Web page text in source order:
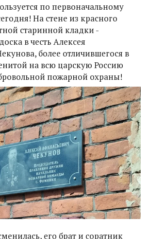
по первоначальному
На стене из красного
старинной кладки -
в честь Алексея
более отличившегося в
на всю царскую Россию
пожарной охраны!
его брат и соратник